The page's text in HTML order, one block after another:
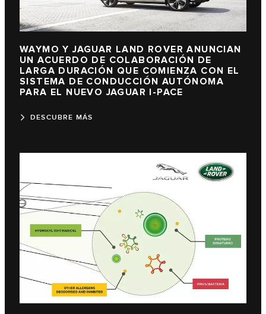
WAYMO Y JAGUAR LAND ROVER ANUNCIAN
UN ACUERDO DE COLABORACIÓN DE
LARGA DURACIÓN QUE COMIENZA CON EL
SISTEMA DE CONDUCCIÓN AUTÓNOMA
PARA EL NUEVO JAGUAR I-PACE
DESCUBRE MÁS